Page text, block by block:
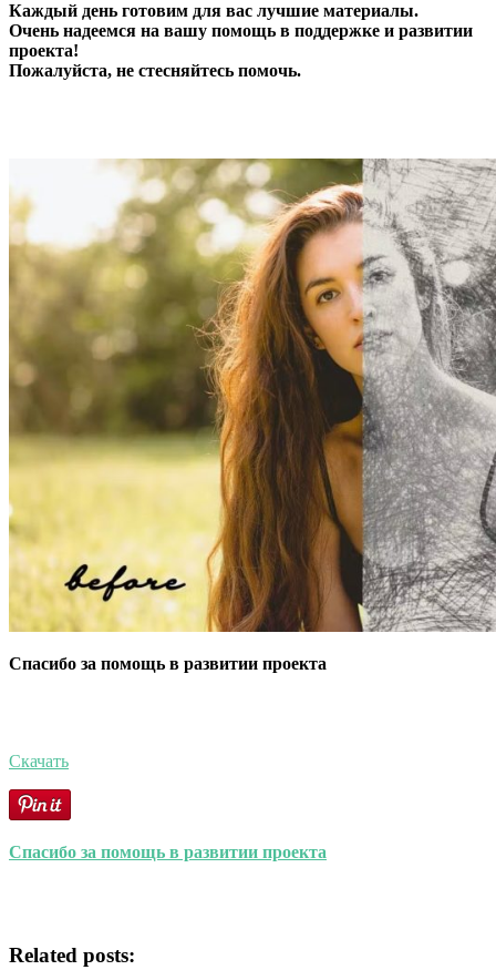
Каждый день готовим для вас лучшие материалы.
Очень надеемся на вашу помощь в поддержке и развитии
проекта!
Пожалуйста, не стесняйтесь помочь.
Спасибо за помощь в развитии проекта
Скачать
Спасибо за помощь в развитии проекта
Related posts: